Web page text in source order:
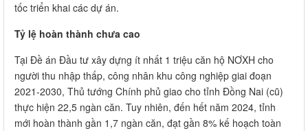
tốc triển khai các dự án.
Tỷ lệ hoàn thành chưa cao
Tại Đề án Đầu tư xây dựng ít nhất 1 triệu căn hộ NƠXH cho
người thu nhập thấp, công nhân khu công nghiệp giai đoạn
2021-2030, Thủ tướng Chính phủ giao cho tỉnh Đồng Nai (cũ)
thực hiện 22,5 ngàn căn. Tuy nhiên, đến hết năm 2024, tỉnh
mới hoàn thành gần 1,7 ngàn căn, đạt gần 8% kế hoạch toàn